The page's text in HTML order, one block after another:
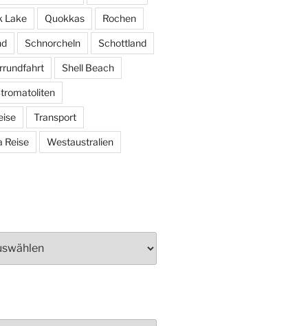
Lake Quokkas Rochen
Schnorcheln Schottland
Shell Beach
Transport
Reise Westaustralien